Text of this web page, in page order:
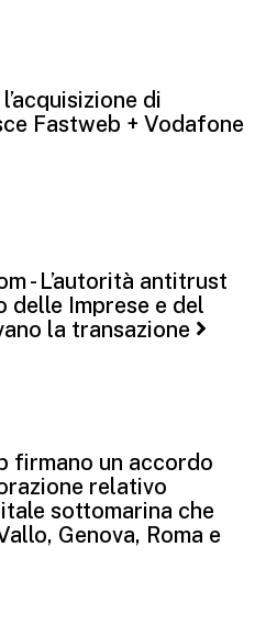
di
Fastweb + Vodafone
- L’autorità antitrust
delle Imprese e del
la transazione
firmano un accordo
relativo
sottomarina che
Genova, Roma e